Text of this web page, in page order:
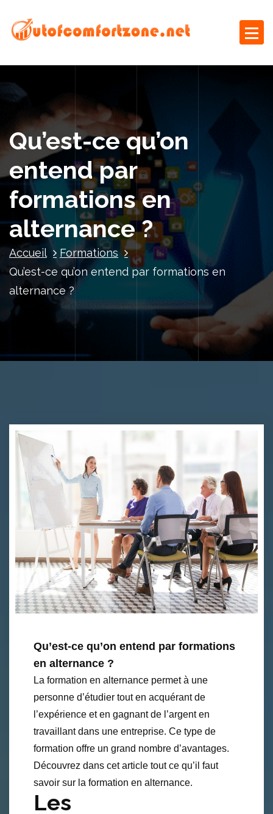
r
Qu’est-ce qu’on
entend par
formations en
alternance ?
Accueil
Formations
Qu’est-ce qu’on entend par formations en
alternance ?
Qu’est-ce qu’on entend par formations
en alternance ?
La formation en alternance permet à une
personne d’étudier tout en acquérant de
l’expérience et en gagnant de l’argent en
travaillant dans une entreprise. Ce type de
formation offre un grand nombre d’avantages.
Découvrez dans cet article tout ce qu’il faut
savoir sur la formation en alternance.
Les